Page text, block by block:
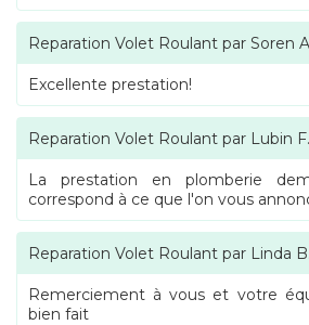
Reparation Volet Roulant par Soren
Excellente prestation!
Reparation Volet Roulant par Lubin F.
La prestation en plomberie
correspond à ce que l'on vous
Reparation Volet Roulant par Linda B.
Remerciement à vous et votre
bien fait